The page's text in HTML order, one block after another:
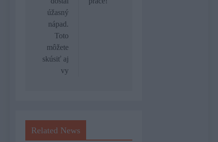
úžasný
nápad.
Toto
môžete
skúsiť aj
vy
Related News